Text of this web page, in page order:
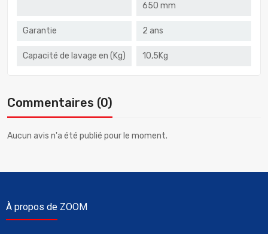
650 mm
Garantie 2 ans
Capacité de lavage en (Kg) 10,5Kg
Commentaires (0)
Aucun avis n'a été publié pour le moment.
À propos de ZOOM